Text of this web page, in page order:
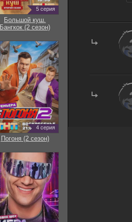
5 серия
Большой куш.
Бангкок (2 сезон)
4 серия
Погоня (2 сезон)